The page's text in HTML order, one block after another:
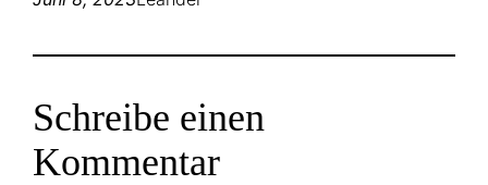
Schreibe einen
Kommentar